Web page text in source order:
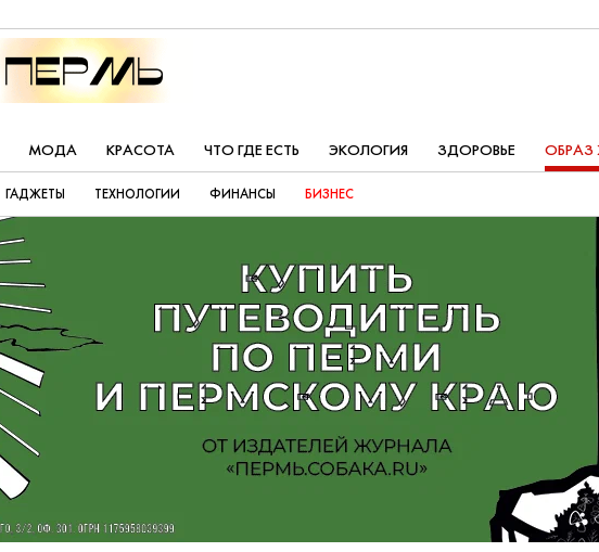
МОДА КРАСОТА ЧТО ГДЕ ЕСТЬ ЭКОЛОГИЯ ЗДОРОВЬЕ
ГАДЖЕТЫ ТЕХНОЛОГИИ ФИНАНСЫ БИЗНЕС